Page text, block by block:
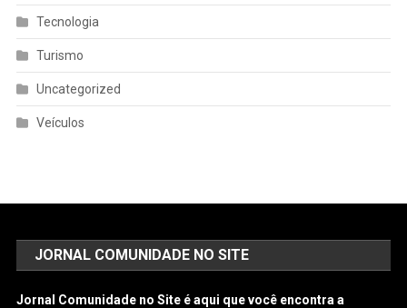
Tecnologia
Turismo
Uncategorized
Veículos
JORNAL COMUNIDADE NO SITE
Jornal Comunidade no Site é aqui que você encontra a